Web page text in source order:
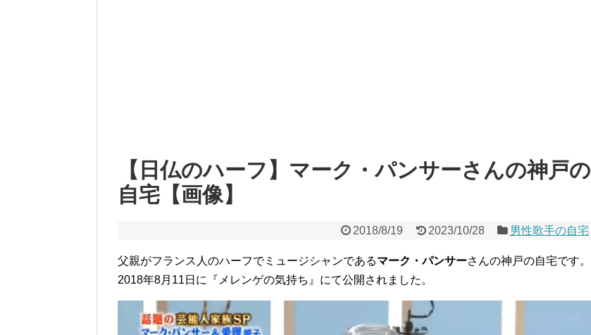
【日仏のハーフ】マーク・パンサーさんの神戸の
自宅【画像】
2018/8/19 2023/10/28 男性歌手の自宅
父親がフランス人のハーフでミュージシャンであるマーク・パンサーさんの神戸の自宅です。
2018年8月11日に『メレンゲの気持ち』にて公開されました。